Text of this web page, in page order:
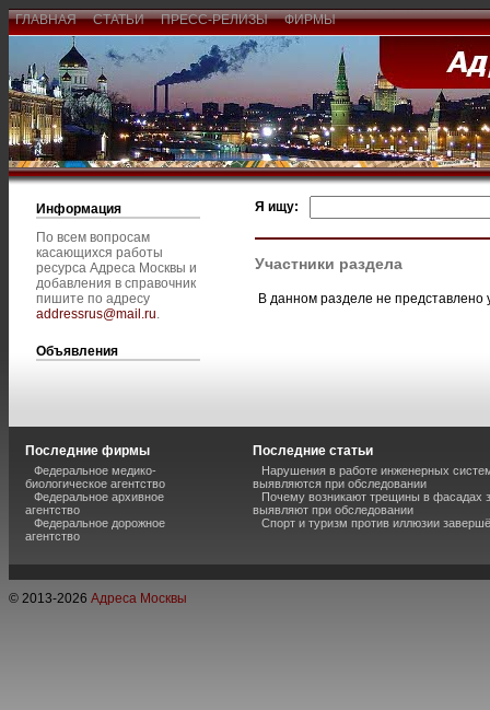
ГЛАВНАЯ СТАТЬИ ПРЕСС-РЕЛИЗЫ ФИРМЫ
Информация
По всем вопросам
касающихся работы
ресурса Адреса Москвы и
добавления в справочник
пишите по адресу
addressrus@mail.ru.
Объявления
Я ищу:
Участники раздела
В данном разделе не представлено
Последние фирмы
Федеральное медико-
биологическое агентство
Федеральное архивное
агентство
Федеральное дорожное
агентство
Последние статьи
Нарушения в работе инженерных
выявляются при обследовании
Почему возникают трещины в фасадах
выявляют при обследовании
Спорт и туризм против иллюзии
© 2013-2026 Адреса Москвы